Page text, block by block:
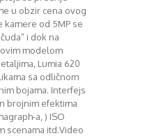
u obzir cena ovog
kamere od 5MP se
i dok na
modelom
Lumia 620
sa odličnom
bojama. Interfejs
brojnim efektima
a, ) ISO
scenama itd.Video